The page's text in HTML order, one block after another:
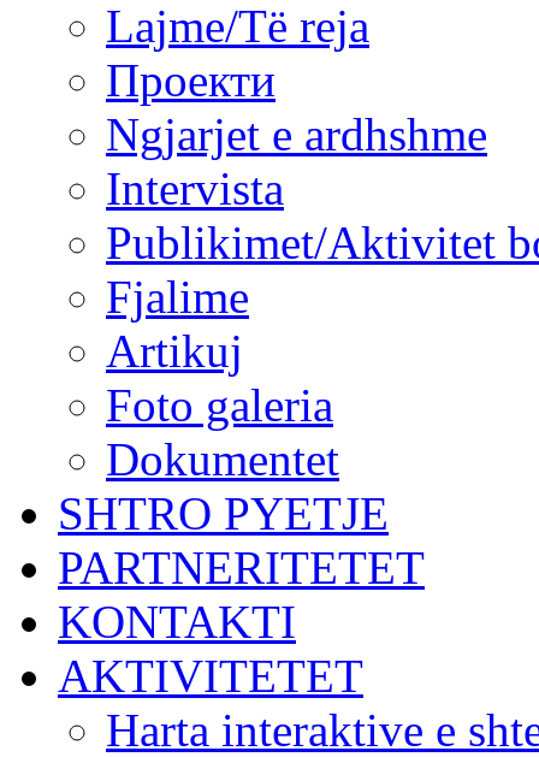
Lajme/Të reja
Проекти
Ngjarjet e ardhshme
Intervista
Publikimet/Aktivitet
Fjalime
Artikuj
Foto galeria
Dokumentet
SHTRO PYETJE
PARTNERITETET
KONTAKTI
AKTIVITETET
Harta interaktive e